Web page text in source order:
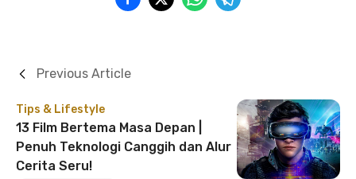
Tips & Lifestyle
13 Film Bertema Masa Depan |
Penuh Teknologi Canggih dan Alur
Cerita Seru!
Previous Article